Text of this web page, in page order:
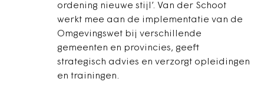
ordening nieuwe stijl’. Van der Schoot
werkt mee aan de implementatie van de
Omgevingswet bij verschillende
gemeenten en provincies, geeft
strategisch advies en verzorgt opleidingen
en trainingen.